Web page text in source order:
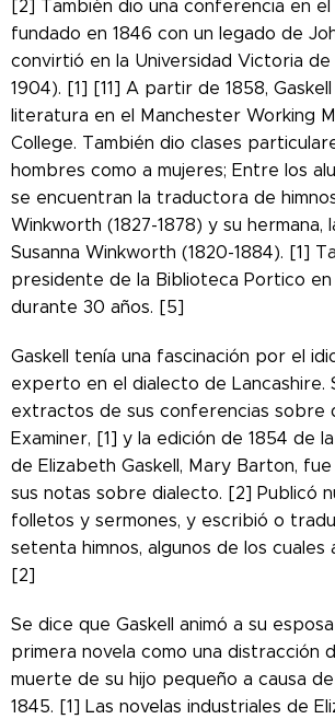
[2] También dio una conferencia en el
fundado en 1846 con un legado de
convirtió en la Universidad Victoria
1904). [1] [11] A partir de 1858,
literatura en el Manchester Working
College. También dio clases
hombres como a mujeres; Entre los
se encuentran la traductora de
Winkworth (1827-1878) y su hermana,
Susanna Winkworth (1820-1884). [1]
presidente de la Biblioteca Portico
durante 30 años. [5]
Gaskell tenía una fascinación por el
experto en el dialecto de Lancashire.
extractos de sus conferencias sobre
Examiner, [1] y la edición de 1854 de
de Elizabeth Gaskell, Mary Barton,
sus notas sobre dialecto. [2] Publicó
folletos y sermones, y escribió o
setenta himnos, algunos de los cuales
[2]
Se dice que Gaskell animó a su
primera novela como una distracción
muerte de su hijo pequeño a causa
1845. [1] Las novelas industriales de